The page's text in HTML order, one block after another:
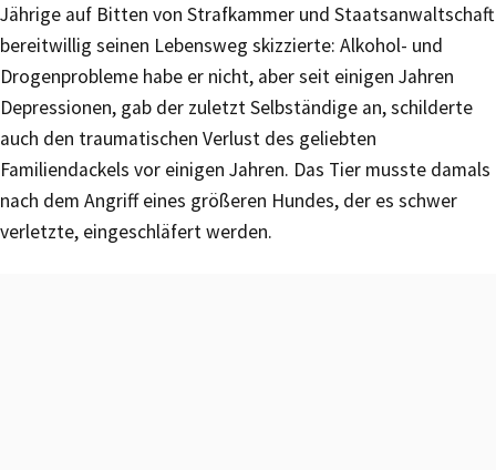
Jährige auf Bitten von Strafkammer und Staatsanwaltschaft
bereitwillig seinen Lebensweg skizzierte: Alkohol- und
Drogenprobleme habe er nicht, aber seit einigen Jahren
Depressionen, gab der zuletzt Selbständige an, schilderte
auch den traumatischen Verlust des geliebten
Familiendackels vor einigen Jahren. Das Tier musste damals
nach dem Angriff eines größeren Hundes, der es schwer
verletzte, eingeschläfert werden.